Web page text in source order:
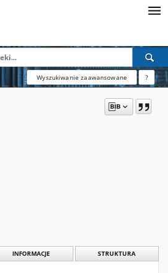
Wyszukiwanie zaawansowane ?
INFORMACJE STRUKTURA